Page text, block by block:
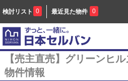
検討リスト 0 最近見た物件 0
【売主直売】グリーンヒ
物件情報